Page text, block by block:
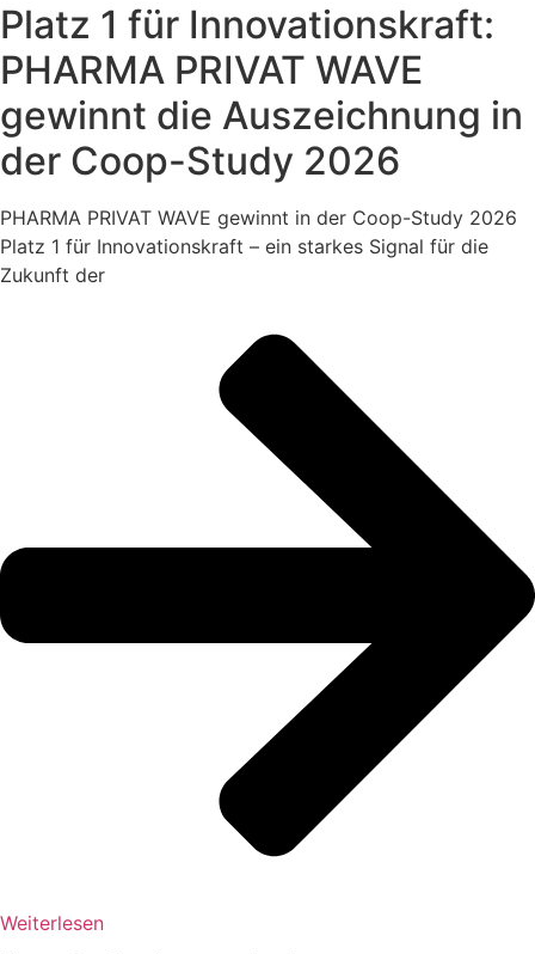
Platz 1 für Innovationskraft:
PHARMA PRIVAT WAVE
gewinnt die Auszeichnung in
der Coop-Study 2026
PHARMA PRIVAT WAVE gewinnt in der Coop-Study 2026
Platz 1 für Innovationskraft – ein starkes Signal für die
Zukunft der
Weiterlesen